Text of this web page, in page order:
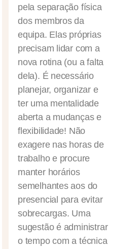
pela separação física
dos membros da
equipa. Elas próprias
precisam lidar com a
nova rotina (ou a falta
dela). É necessário
planejar, organizar e
ter uma mentalidade
aberta a mudanças e
flexibilidade! Não
exagere nas horas de
trabalho e procure
manter horários
semelhantes aos do
presencial para evitar
sobrecargas. Uma
sugestão é administrar
o tempo com a técnica